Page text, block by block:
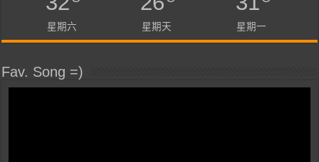
星期六 星期天 星期一
Fav. Song =)